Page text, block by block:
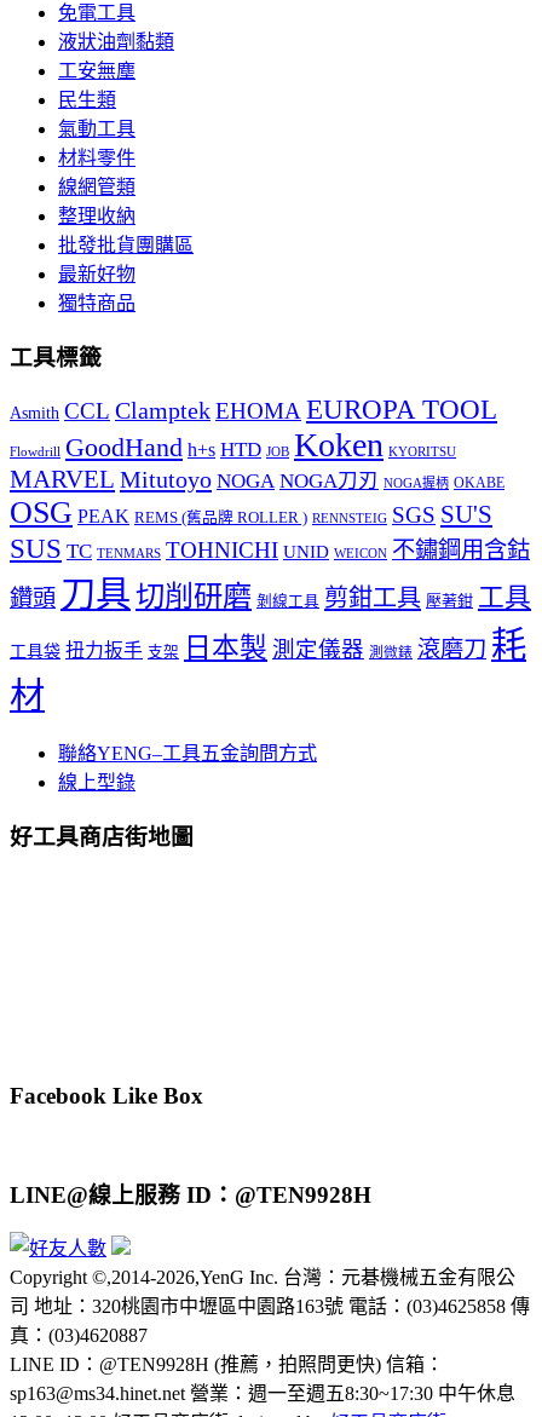
免電工具
液狀油劑黏類
工安無塵
民生類
氣動工具
材料零件
線網管類
整理收納
批發批貨團購區
最新好物
獨特商品
工具標籤
Asmith CCL ClamptekEHOMAEUROPA TOOL
Flowdrill GoodHand h+s HTD JOB Koken KYORITSU
MARVEL Mitutoyo NOGA NOGA刀刃 NOGA握柄 OKABE
OSG PEAK REMS (舊品牌 ROLLER ) RENNSTEIG SGS SU'S
SUS TC TENMARS TOHNICHI UNID WEICON 不鏽鋼用含鈷
鑽頭 刀具切削研磨 剝線工具 剪鉗工具 壓著鉗 工具
工具袋 扭力扳手 支架 日本製 測定儀器 測微錶 滾磨刀 耗
材
聯絡YENG–工具五金詢問方式
線上型錄
好工具商店街地圖
Facebook Like Box
LINE@線上服務 ID：@TEN9928H
Copyright ©,2014-2026,YenG Inc. 台灣：元碁機械五金有限公
司 地址：320桃園市中壢區中園路163號 電話：(03)4625858 傳
真：(03)4620887
LINE ID：@TEN9928H (推薦，拍照問更快) 信箱：
sp163@ms34.hinet.net 營業：週一至週五8:30~17:30 中午休息